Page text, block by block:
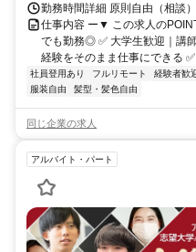
勤務時間詳細 原則自由（相談）
仕事内容 ー▼ この求人の
でも勤務◎ ✅ 大学生歓迎｜講
経験をそのまま仕事にできる
社員登用あり フルリモート 経験者歓
服装自由
髪型・髪色自由
同じ企業の求人
アルバイト・パート